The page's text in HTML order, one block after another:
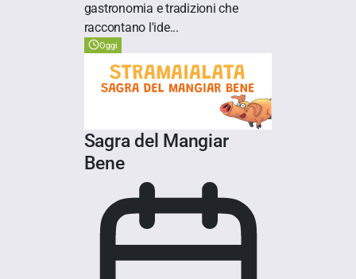
gastronomia e tradizioni che
raccontano l'ide...
Oggi
Sagra del Mangiar
Bene